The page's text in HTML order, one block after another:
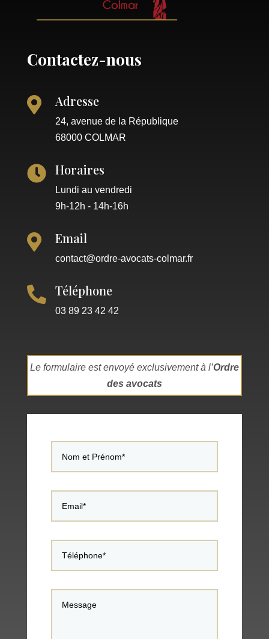
Contactez-nous
 Adresse
24, avenue de la République
68000 COLMAR
 Horaires
Lundi au vendredi
9h-12h - 14h-16h
 Email
contact@ordre-avocats-colmar.fr
 Téléphone
03 89 23 42 42
Le formulaire est envoyé exclusivement à l’Ordre
des avocats